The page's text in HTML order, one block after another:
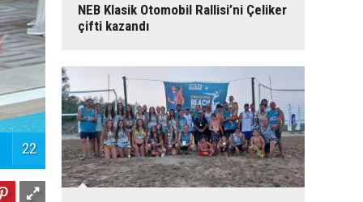
22
NEB Klasik Otomobil Rallisi’ni Çeliker
çifti kazandı